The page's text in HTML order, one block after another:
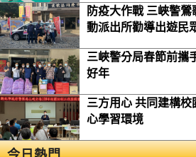
防疫大作戰 三峽警
動派出所勸導出遊民
三峽警分局春節前攜
好年
三方用心 共同建構
心學習環境